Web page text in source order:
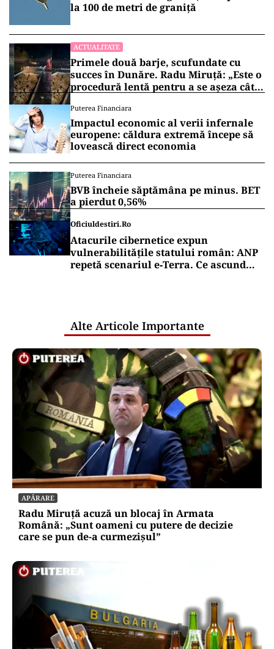
la 100 de metri de graniţă
ACTUALITATE
Primele două barje, scufundate cu
succes în Dunăre. Radu Miruță: „Este o
procedură lentă pentru a se așeza cât
Puterea Financiara
Impactul economic al verii infernale
europene: căldura extremă începe să
lovească direct economia
Puterea Financiara
BVB încheie săptămâna pe minus. BET
a pierdut 0,56%
Oficiuldestiri.ro
Atacurile cibernetice expun
vulnerabilitățile statului român: ANP
repetă scenariul e‑Terra. Ce ascund
Alte Articole Importante
APĂRARE
Radu Miruță acuză un blocaj în Armata
Română: „Sunt oameni cu putere de decizie
care se pun de-a curmezișul”